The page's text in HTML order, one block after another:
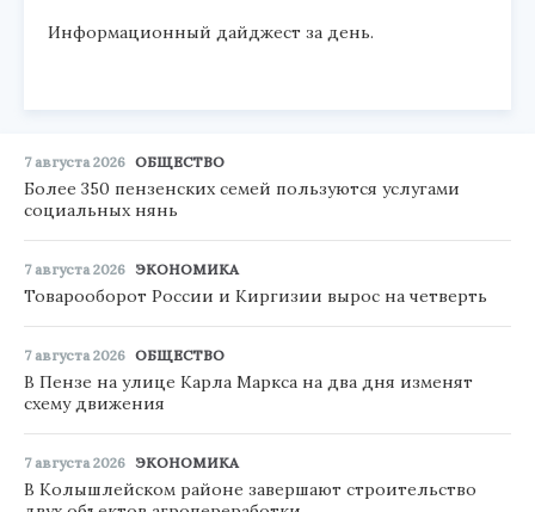
Информационный дайджест за день.
7 августа 2026 ОБЩЕСТВО
Более 350 пензенских семей пользуются услугами
социальных нянь
7 августа 2026 ЭКОНОМИКА
Товарооборот России и Киргизии вырос на четверть
7 августа 2026 ОБЩЕСТВО
В Пензе на улице Карла Маркса на два дня изменят
схему движения
7 августа 2026 ЭКОНОМИКА
В Колышлейском районе завершают строительство